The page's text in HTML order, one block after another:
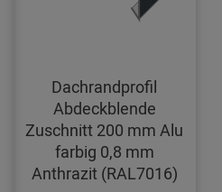
Dachrandprofil
Abdeckblende
Zuschnitt 200 mm Alu
farbig 0,8 mm
Anthrazit (RAL7016)